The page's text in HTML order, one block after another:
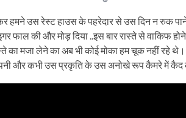
हमने उस रेस्ट हाउस के पहरेदार से उस दिन न रुक पाने
फाल की और मोड़ दिया ..इस बार रास्ते से वाकिफ
का मजा लेने का अब भी कोई मोका हम चूक नहीं रहे
और कभी उस प्रकृति के उस अनोखे रूप कैमरे में कैद